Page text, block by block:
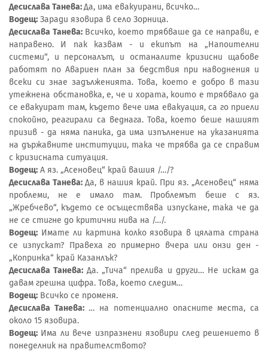
Десислава Танева:Да, има евакуирани, всичко…
Водещ: Заради язовира в село Зорница.
Десислава Танева:Всичко, което трябваше да се направи, е
направено. И пак казвам - и екипът на „Напоителни
системи“, и персоналът, и останалите кризисни щабове
работят по Авариен план за бедствия при наводнения и
всеки си знае задълженията. Това, което е добро в тази
утежнена обстановка, е, че и хората, които е трябвало да
се евакуират там, където вече има евакуация, са го приели
спокойно, реагирали са веднага. Това, което беше нашият
призив - да няма паника, да има изпълнение на указанията
на държавните институции, така че трябва да се справим
с кризисната ситуация.
Водещ: А яз. „Асеновец“ край вашия /…/?
Десислава Танева: Да, в нашия край. При яз. „Асеновец“ няма
проблеми, не е имало там. Проблемът беше с яз.
„Жребчево“, където се осъществява изпускане, така че да
не се стигне до критични нива на /…/.
Водещ: Имате ли картина колко язовира в цялата страна
се изпускат? Правеха го примерно вчера или онзи ден -
„Копринка“ край Казанлък?
Десислава Танева: Да. „Тича“ прелива и други… Не искам да
давам грешна цифра. Това, което следим…
Водещ: Всичко се променя.
Десислава Танева:… на потенциално опасните места, са
около 15 язовира.
Водещ: Има ли вече изпразнени язовири след решението в
понеделник на правителството?